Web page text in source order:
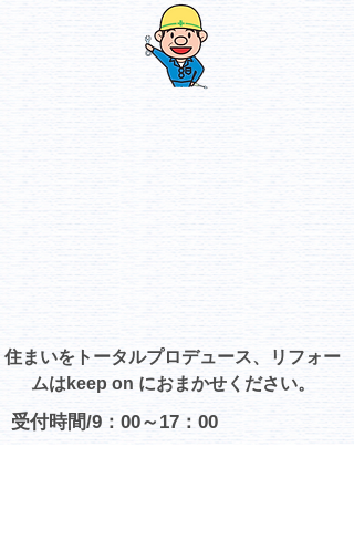
住まいをトータルプロデュース、リフォー
ムはkeep on におまかせください。
受付時間/9：00～17：00